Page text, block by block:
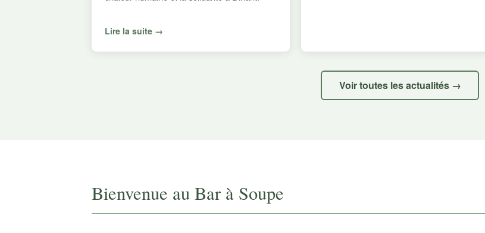
Lire la suite →
Voir toutes les actualités →
Bienvenue au Bar à Soupe